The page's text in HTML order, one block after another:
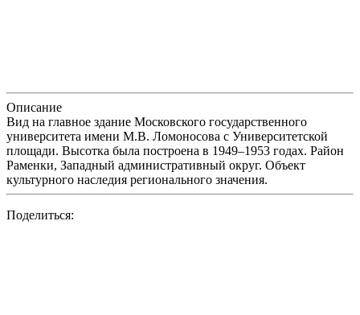
Описание
Вид на главное здание Московского государственного
университета имени М.В. Ломоносова с Университетской
площади. Высотка была построена в 1949–1953 годах. Район
Раменки, Западный административный округ. Объект
культурного наследия регионального значения.
Поделиться: